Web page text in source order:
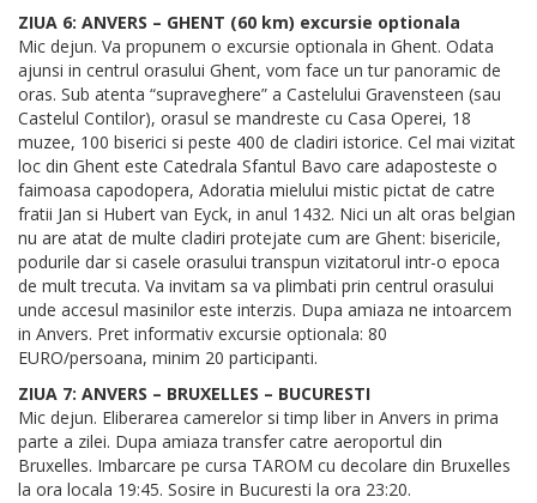
ZIUA 6: ANVERS – GHENT (60 km) excursie optionala
Mic dejun. Va propunem o excursie optionala in Ghent. Odata
ajunsi in centrul orasului Ghent, vom face un tur panoramic de
oras. Sub atenta “supraveghere” a Castelului Gravensteen (sau
Castelul Contilor), orasul se mandreste cu Casa Operei, 18
muzee, 100 biserici si peste 400 de cladiri istorice. Cel mai vizitat
loc din Ghent este Catedrala Sfantul Bavo care adaposteste o
faimoasa capodopera, Adoratia mielului mistic pictat de catre
fratii Jan si Hubert van Eyck, in anul 1432. Nici un alt oras belgian
nu are atat de multe cladiri protejate cum are Ghent: bisericile,
podurile dar si casele orasului transpun vizitatorul intr-o epoca
de mult trecuta. Va invitam sa va plimbati prin centrul orasului
unde accesul masinilor este interzis. Dupa amiaza ne intoarcem
in Anvers. Pret informativ excursie optionala: 80
EURO/persoana, minim 20 participanti.
ZIUA 7: ANVERS – BRUXELLES – BUCURESTI
Mic dejun. Eliberarea camerelor si timp liber in Anvers in prima
parte a zilei. Dupa amiaza transfer catre aeroportul din
Bruxelles. Imbarcare pe cursa TAROM cu decolare din Bruxelles
la ora locala 19:45. Sosire in Bucuresti la ora 23:20.